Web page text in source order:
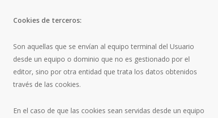
Cookies de terceros:
Son aquellas que se envían al equipo terminal del Usuario
desde un equipo o dominio que no es gestionado por el
editor, sino por otra entidad que trata los datos obtenidos
través de las cookies.
En el caso de que las cookies sean servidas desde un equipo